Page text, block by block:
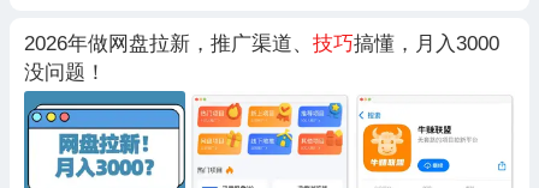
2026年做网盘拉新，推广渠道、 技巧搞懂，月入3000
没问题！